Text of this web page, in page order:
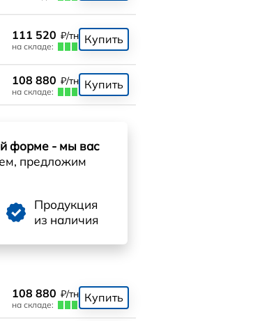
111 520 ₽/тн
на складе:
Купить
108 880 ₽/тн
на складе:
Купить
форме - мы вас
предложим
Продукция
из наличия
108 880 ₽/тн
на складе:
Купить